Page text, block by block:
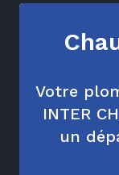
Votre
INTER
un